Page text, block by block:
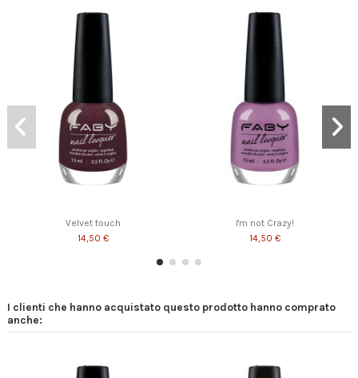
Velvet touch
14,50 €
I'm not Crazy!
14,50 €
I clienti che hanno acquistato questo prodotto hanno comprato
anche: